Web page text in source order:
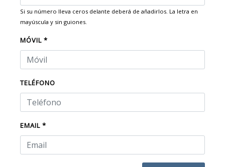
Si su número lleva ceros delante deberá de añadirlos. La letra en
mayúscula y sin guiones.
MÓVIL *
TELÉFONO
EMAIL *